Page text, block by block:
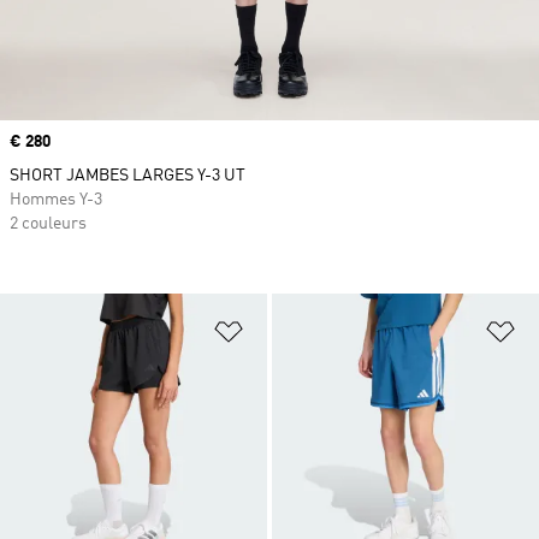
Ajouter à la Liste de produits
Prix
€ 280
SHORT JAMBES LARGES Y-3 UT
Hommes Y-3
2 couleurs